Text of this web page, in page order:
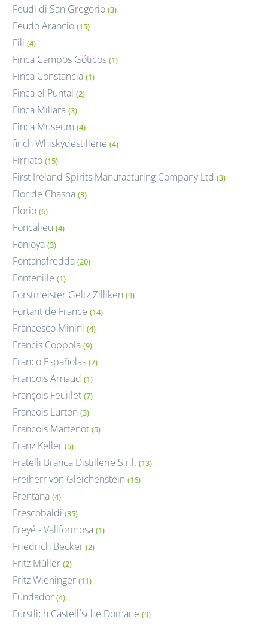
Feudi di San Gregorio (3)
Feudo Arancio (15)
Fili (4)
Finca Campos Góticos (1)
Finca Constancia (1)
Finca el Puntal (2)
Finca Míllara (3)
Finca Museum (4)
finch Whiskydestillerie (4)
Firriato (15)
First Ireland Spirits Manufacturing Company Ltd (3)
Flor de Chasna (3)
Florio (6)
Foncalieu (4)
Fonjoya(3)
Fontanafredda (20)
Fontenille(1)
Forstmeister Geltz Zilliken(9)
Fortant de France (14)
Francesco Minini (4)
Francis Coppola (9)
Franco Españolas (7)
Francois Arnaud (1)
François Feuillet (7)
Francois Lurton (3)
Francois Martenot (5)
Franz Keller (5)
Fratelli Branca Distillerie S.r.l. (13)
Freiherr von Gleichenstein (16)
Frentana (4)
Frescobaldi (35)
Freyé - Vallformosa (1)
Friedrich Becker (2)
Fritz Müller (2)
Fritz Wieninger (11)
Fundador (4)
Fürstlich Castell´sche Domäne (9)